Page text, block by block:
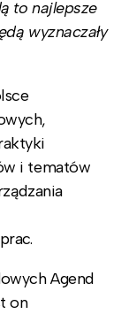
to najlepsze
wyznaczały
i tematów
Agend
on